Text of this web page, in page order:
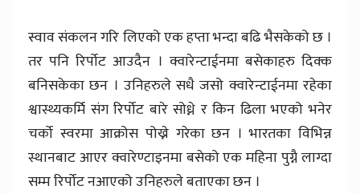
स्वाव संकलन गरि लिएको एक हप्ता भन्दा बढि भैसकेको छ ।
तर पनि रिर्पोट आउदैन । क्वारेन्टाईनमा बसेकाहरु दिक्क
बनिसकेका छन । उनिहरुले सधै जसो क्वारेन्टाईनमा रहेका
श्वास्थ्यकर्मि संग रिर्पोट बारे सोध्ने र किन ढिला भएको भनेर
चर्को स्वरमा आक्रोस पोख्ने गरेका छन । भारतका विभिन्न
स्थानबाट आएर क्वारेण्टाइनमा बसेको एक महिना पुग्नै लाग्दा
सम्म रिर्पोट नआएको उनिहरुले बताएका छन ।